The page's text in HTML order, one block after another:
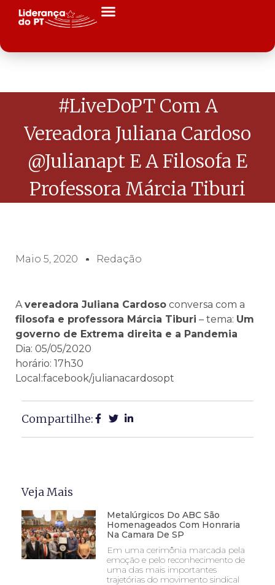
#LiveDoPT Com A
Vereadora Juliana Cardoso
@julianapt E A Filosofa E
Professora Márcia Tiburi
Maio 5, 2020 Redação
Avereadora Juliana Cardoso conversa com a
filosofa e professora Márcia Tiburi – tema: Um
governo de Extrema direita e a Pandemia
Dia: 05/05/2020
horário: 17h30
Local:facebook/julianacardosopt
Compartilhe:
Veja Mais
Metalúrgicos Do ABC São
Homenageados Com Honraria
Na Camara De SP
Em uma cerimônia marcada pela
emoção e pelo reconhecimento de
uma das mais importantes
trajetórias do movimento sindical